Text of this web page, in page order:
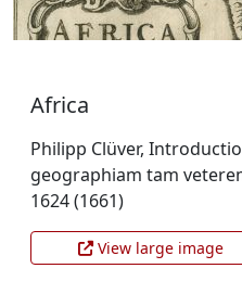
Africa
Philipp Clüver,
geographiam tam
1624 (1661)
View large image